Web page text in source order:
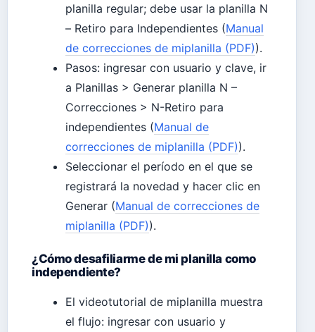
planilla regular; debe usar la planilla N
– Retiro para Independientes (Manual
de correcciones de miplanilla (PDF)).
Pasos: ingresar con usuario y clave, ir
a Planillas > Generar planilla N –
Correcciones > N-Retiro para
independientes (Manual de
correcciones de miplanilla (PDF)).
Seleccionar el período en el que se
registrará la novedad y hacer clic en
Generar (Manual de correcciones de
miplanilla (PDF)).
¿Cómo desafiliarme de mi planilla como
independiente?
El videotutorial de miplanilla muestra
el flujo: ingresar con usuario y